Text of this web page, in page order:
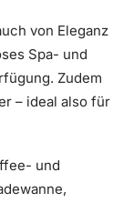
von Eleganz
Spa- und
Zudem
– ideal also für
und